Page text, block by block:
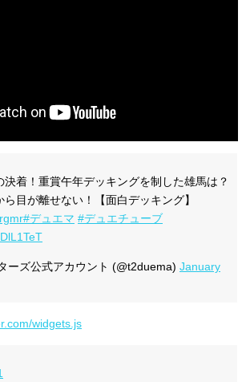
決着！重賞午年デッキングを制した雄馬は？
目が離せない！【面白デッキング】
#デュエマ #デュエチューブ
ーズ公式アカウント (@t2duema) January
widgets.js